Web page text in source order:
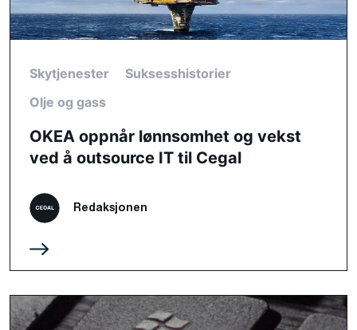
Skytjenester
Suksesshistorier
Olje og gass
OKEA oppnår lønnsomhet og vekst
ved å outsource IT til Cegal
Redaksjonen